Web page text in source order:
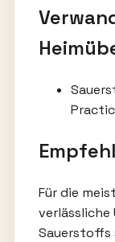
Für die
Sauerstoffs